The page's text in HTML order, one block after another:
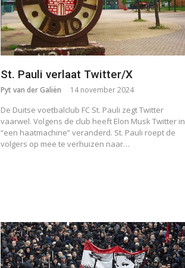
St. Pauli verlaat Twitter/X
Pyt van der Galiën 14 november 2024
De Duitse voetbalclub FC St. Pauli zegt Twitter
vaarwel. Volgens de club heeft Elon Musk Twitter in
“een haatmachine” veranderd. St. Pauli roept de
volgers op mee te verhuizen naar…